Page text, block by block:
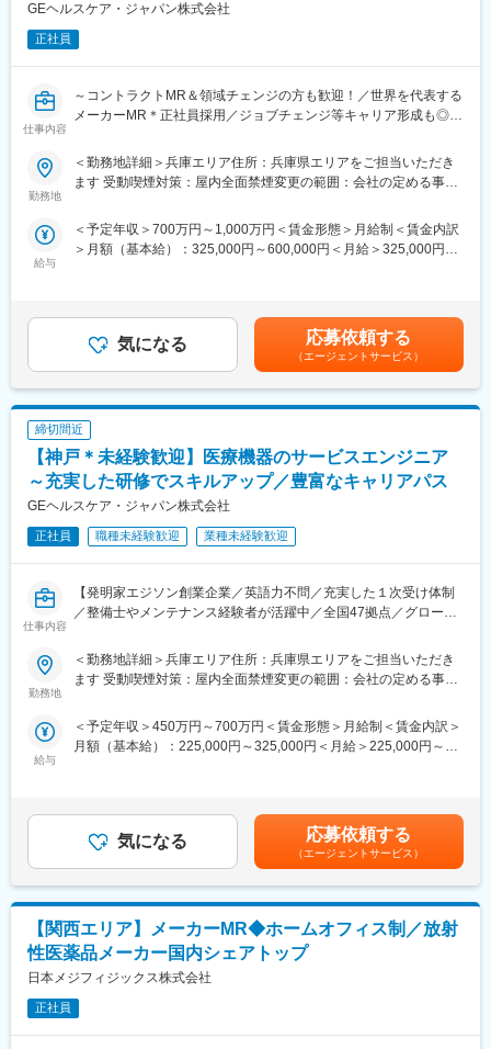
GEヘルスケア・ジャパン株式会社
正社員
仕事内容
～コントラクトMR＆領域チェンジの方も歓迎！／世界を代表する
メーカーMR＊正社員採用／ジョブチェンジ等キャリア形成も◎～
■職務概要
CT・MRI・超音波の装置など、画像診断に関するモダリティを幅
■詳細
・チームメンバーと連携し、学会、研究会等、顧客の活動を支援
し顧客満足の最大化を図ります。
・放射線科がメイン顧客となります。
■当社の強み
GEヘルスケアは造影剤のみならず、CT・MRI・超音波の装置な
ど、画像診断に関するモダリティを幅広く取り扱っています。
そのため担当施設にサービス（メンテナンス等）や営業など複数
の担当者がおり、協力を得られる環境にあります。
また、造影剤と診断機器をセットで売れるのはGE社の強みです。
（造影剤MRとデバイス営業が協力して、一つの医療機関にアプロ
ーチしています。）
■担当製品
・オムニパーク（非イオン性Ｘ線用造影剤）
・ソナゾイド（超音波用造影剤）
※ヨード造影剤は自社管理下で製品化まで行っています。
■その他
・担当エリア：兵庫県を中心にご担当いただきます
■出向について
GEヘルスケアファーマ株式会社への出向です。
≪勤務地≫
・直行直帰となります
・籍を置く事業所：東京都港区赤坂5-2-20 赤坂パークビル
≪出向先の事業内容≫
・医薬品、医薬品の原材料及び再生医療等製品の輸出入
・開発、製造及び販売
勤務地
＜勤務地詳細＞兵庫エリア住所：兵庫県エリアをご担当いただき
ます 受動喫煙対策：屋内全面禁煙変更の範囲：会社の定める事業
給与
＜予定年収＞700万円～1,000万円＜賃金形態＞月給制＜賃金内訳
＞月額（基本給）：325,000円～600,000円＜月給＞325,000円～
固定手当を含めた表記です。
気になる 応募依頼する
（エージェントサービス）
締切間近
【神戸＊未経験歓迎】医療機器のサービスエンジニア
～充実した研修でスキルアップ／豊富なキャリアパス
GEヘルスケア・ジャパン株式会社
正社員 職種未経験歓迎 業種未経験歓迎
仕事内容
【発明家エジソン創業企業／英語力不問／充実した１次受け体制
／整備士やメンテナンス経験者が活躍中／全国47拠点／グローバ
■業務内容：
医療画像診断装置（CT、MRI）、超音波診断装置や麻酔器
・医療装置の保守 修理、点検等メンテナンス
・機器導入後の技術支援や購入前後のサポート
い。
■就業環境：
年間を通しての残業時間は平均して30～40時間となっており、夜
間の対応につきましては月1、2回のペースです。一次対応はコー
ルセンターが行い、現場での対応が必要な場合のみ、夜間出勤を
します。夜間・休日の出勤はスキルを備えられたことが確認でき
たのちに入ることになりますので、新人の内から対応を求められ
ることはありません。
勤務地
＜勤務地詳細＞兵庫エリア住所：兵庫県エリアをご担当いただき
ます 受動喫煙対策：屋内全面禁煙変更の範囲：会社の定める事業
給与
＜予定年収＞450万円～700万円＜賃金形態＞月給制＜賃金内訳＞
月額（基本給）：225,000円～325,000円＜月給＞225,000円～
までも目安の金額であり、選考を通じて上下する可能性がありま
す。賃金はあくまでも目安の金額であり、選考を通じて上下する
可能性があります。月給(月額)は固定手当を含めた表記です。
気になる 応募依頼する
（エージェントサービス）
【関西エリア】メーカーMR◆ホームオフィス制／放射
性医薬品メーカー国内シェアトップ
日本メジフィジックス株式会社
正社員